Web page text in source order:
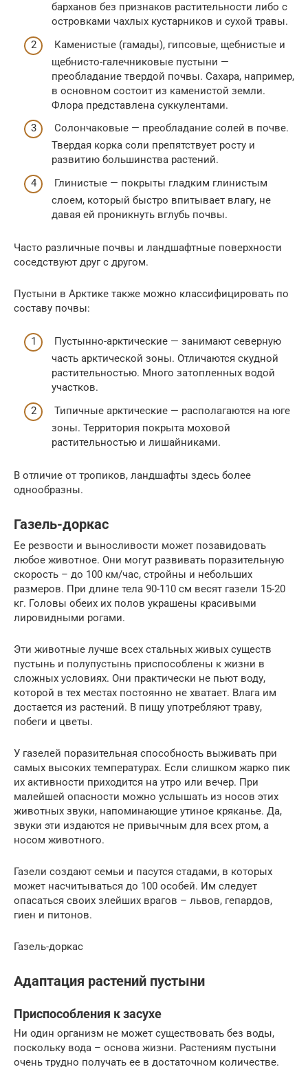
барханов без признаков растительности либо с
островками чахлых кустарников и сухой травы.
Каменистые (гамады), гипсовые, щебнистые и
щебнисто-галечниковые пустыни —
преобладание твердой почвы. Сахара, например,
в основном состоит из каменистой земли.
Флора представлена суккулентами.
Солончаковые — преобладание солей в почве.
Твердая корка соли препятствует росту и
развитию большинства растений.
Глинистые — покрыты гладким глинистым
слоем, который быстро впитывает влагу, не
давая ей проникнуть вглубь почвы.
Часто различные почвы и ландшафтные поверхности
соседствуют друг с другом.
Пустыни в Арктике также можно классифицировать по
составу почвы:
Пустынно-арктические — занимают северную
часть арктической зоны. Отличаются скудной
растительностью. Много затопленных водой
участков.
Типичные арктические — располагаются на юге
зоны. Территория покрыта моховой
растительностью и лишайниками.
В отличие от тропиков, ландшафты здесь более
однообразны.
Газель-доркас
Ее резвости и выносливости может позавидовать
любое животное. Они могут развивать поразительную
скорость – до 100 км/час, стройны и небольших
размеров. При длине тела 90-110 см весят газели 15-20
кг. Головы обеих их полов украшены красивыми
лировидными рогами.
Эти животные лучше всех стальных живых существ
пустынь и полупустынь приспособлены к жизни в
сложных условиях. Они практически не пьют воду,
которой в тех местах постоянно не хватает. Влага им
достается из растений. В пищу употребляют траву,
побеги и цветы.
У газелей поразительная способность выживать при
самых высоких температурах. Если слишком жарко пик
их активности приходится на утро или вечер. При
малейшей опасности можно услышать из носов этих
животных звуки, напоминающие утиное кряканье. Да,
звуки эти издаются не привычным для всех ртом, а
носом животного.
Газели создают семьи и пасутся стадами, в которых
может насчитываться до 100 особей. Им следует
опасаться своих злейших врагов – львов, гепардов,
гиен и питонов.
Газель-доркас
Адаптация растений пустыни
Приспособления к засухе
Ни один организм не может существовать без воды,
поскольку вода – основа жизни. Растениям пустыни
очень трудно получать ее в достаточном количестве.